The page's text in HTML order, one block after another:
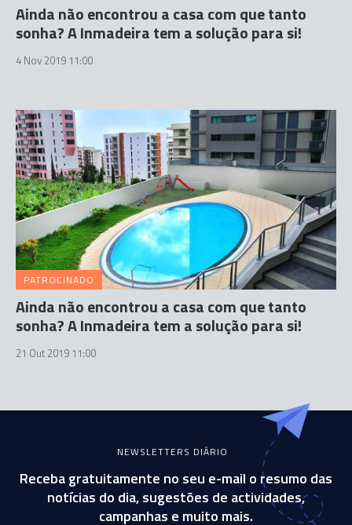
Ainda não encontrou a casa com que tanto
sonha? A Inmadeira tem a solução para si!
4 Nov 2019 11:00
PATROCINADO
Ainda não encontrou a casa com que tanto
sonha? A Inmadeira tem a solução para si!
21 Out 2019 11:00
NEWSLETTERS DIÁRIO
Receba gratuitamente no seu e-mail o resumo das
notícias do dia, sugestões de actividades,
campanhas e muito mais.